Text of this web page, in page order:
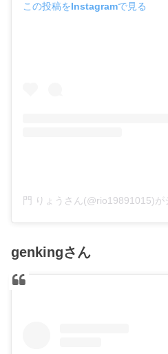
この投稿をInstagramで見る
門 りょうさん(@rio19891015)が
genkingさん